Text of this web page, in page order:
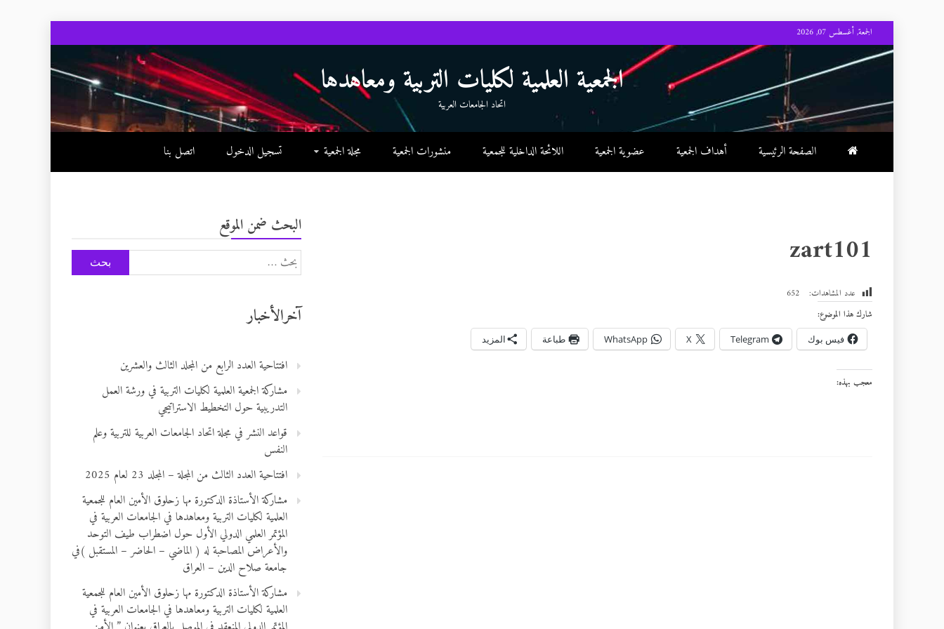
to
content
الجمعة, أغسطس 07, 2026
الجمعية العلمية لكليات التربية ومعاهدها
اتحاد الجامعات العربية
الصفحة الرئيسية أهداف الجمعية عضوية الجمعية اللائحة الداخلية للجمعية منشورات الجمعية مجلة الجمعية تسجيل الدخول اتصل بنا
zart101
عدد المشاهدات:
652
شارك هذا الموضوع:
فيس بوك Telegram
X
WhatsApp طباعة المزيد
معجب بهذه:
البحث ضمن الموقع
البحث
عن:
آخرالأخبار
افتتاحية العدد الرابع من المجلد الثالث والعشرين
مشاركة الجمعية العلمية لكليات التربية في ورشة العمل
التدريبية حول التخطيط الاستراتيجي
قواعد النشر في مجلة اتحاد الجامعات العربية للتربية وعلم
النفس
افتتاحية العدد الثالث من المجلة – المجلد 23 لعام 2025
مشاركة الأستاذة الدكتورة مها زحلوق الأمين العام للجمعية
العلمية لكليات التربية ومعاهدها في الجامعات العربية في
المؤتمر العلمي الدولي الأول حول اضطراب طيف التوحد
والأعراض المصاحبة له ( الماضي – الحاضر – المستقبل )في
جامعة صلاح الدين – العراق
مشاركة الأستاذة الدكتورة مها زحلوق الأمين العام للجمعية
العلمية لكليات التربية ومعاهدها في الجامعات العربية في